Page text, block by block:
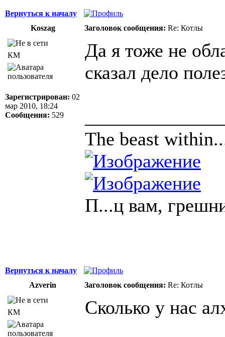
Вернуться к началу
Koszag
Заголовок сообщения: Re: Котлы
КМ
Зарегистрирован: 02
мар 2010, 18:24
Сообщения: 529
Да я тоже не
сказал дело
The beast
П...ц вам,
Вернуться к началу
Azverin
Заголовок сообщения: Re: Котлы
КМ Сколько у нас